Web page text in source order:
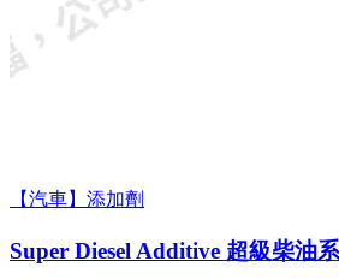
【汽車】添加劑
Super Diesel Additive 超級柴油